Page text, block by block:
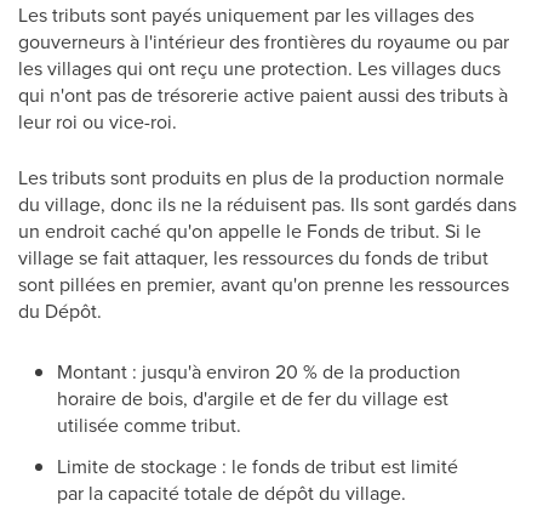
Les tributs sont payés uniquement par les villages des
gouverneurs à l'intérieur des frontières du royaume ou par
les villages qui ont reçu une protection. Les villages ducs
qui n'ont pas de trésorerie active paient aussi des tributs à
leur roi ou vice-roi.
Les tributs sont produits en plus de la production normale
du village, donc ils ne la réduisent pas. Ils sont gardés dans
un endroit caché qu'on appelle le Fonds de tribut. Si le
village se fait attaquer, les ressources du fonds de tribut
sont pillées en premier, avant qu'on prenne les ressources
du Dépôt.
Montant : jusqu'à environ 20 % de la production
horaire de bois, d'argile et de fer du village est
utilisée comme tribut.
Limite de stockage : le fonds de tribut est limité
par la capacité totale de dépôt du village.